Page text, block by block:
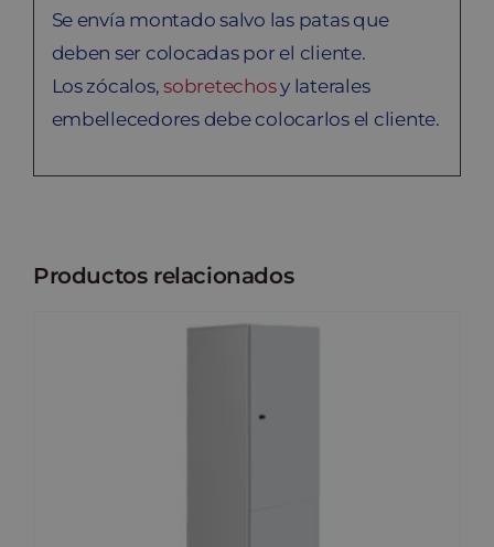
Se envía montado salvo las patas que
deben ser colocadas por el cliente.
Los zócalos,sobretechosy laterales
embellecedores debe colocarlos el cliente.
Productos relacionados